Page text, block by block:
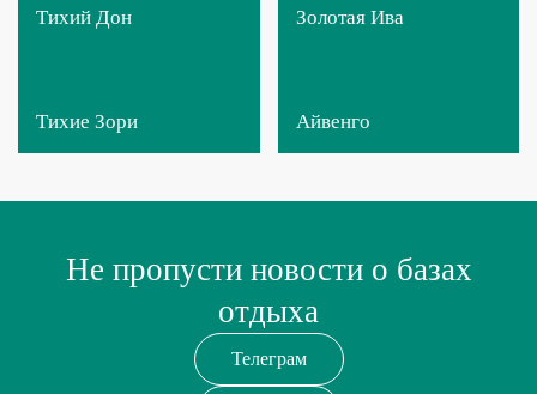
Тихий Дон Золотая Ива
Тихие Зори Айвенго
Не пропусти новости о базах
отдыха
Телеграм